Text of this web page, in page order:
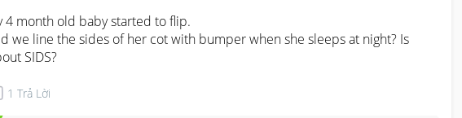
4 month old baby started to flip.
we line the sides of her cot with bumper when she sleeps at night? Is
SIDS?
1 Trả Lời